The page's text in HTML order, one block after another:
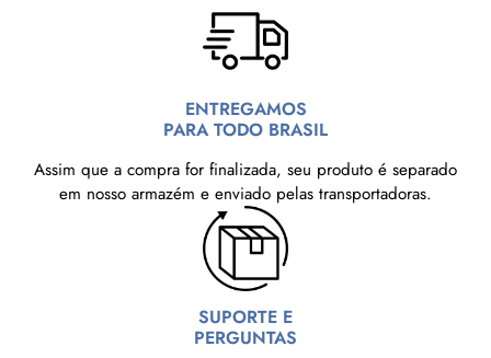
ENTREGAMOS
PARA TODO BRASIL
Assim que a compra for finalizada, seu produto é separado
em nosso armazém e enviado pelas transportadoras.
SUPORTE E
PERGUNTAS